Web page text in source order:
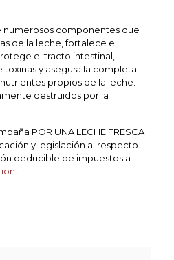
numerosos componentes que
de la leche, fortalece el
el tracto intestinal,
y asegura la completa
propios de la leche.
destruidos por la
POR UNA LECHE FRESCA
y legislación al respecto.
deducible de impuestos a